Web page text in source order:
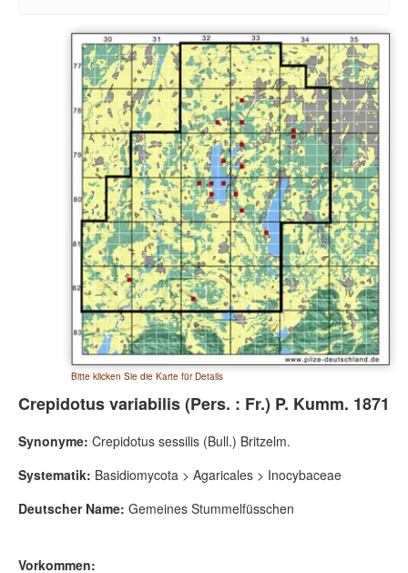
Bitte klicken Sie die Karte für Details
Crepidotus variabilis (Pers. : Fr.) P. Kumm. 1871
Synonyme: Crepidotus sessilis (Bull.) Britzelm.
Systematik: Basidiomycota > Agaricales > Inocybaceae
Deutscher Name: Gemeines Stummelfüsschen
Vorkommen: